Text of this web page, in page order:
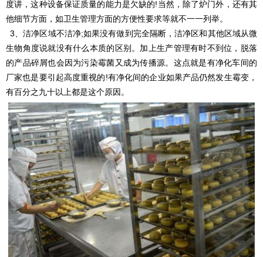
度讲，这种设备保证质量的能力是欠缺的!当然，除了炉门外，还有其
他细节方面，如卫生管理方面的方便性要求等就不一一列举。
3、洁净区域不洁净;如果没有做到完全隔断，洁净区和其他区域从微
生物角度说就没有什么本质的区别。加上生产管理有时不到位，脱落
的产品碎屑也会因为污染霉菌又成为传播源。这点就是有净化车间的
厂家也是要引起高度重视的!有净化间的企业如果产品仍然发生霉变，
有百分之九十以上都是这个原因。